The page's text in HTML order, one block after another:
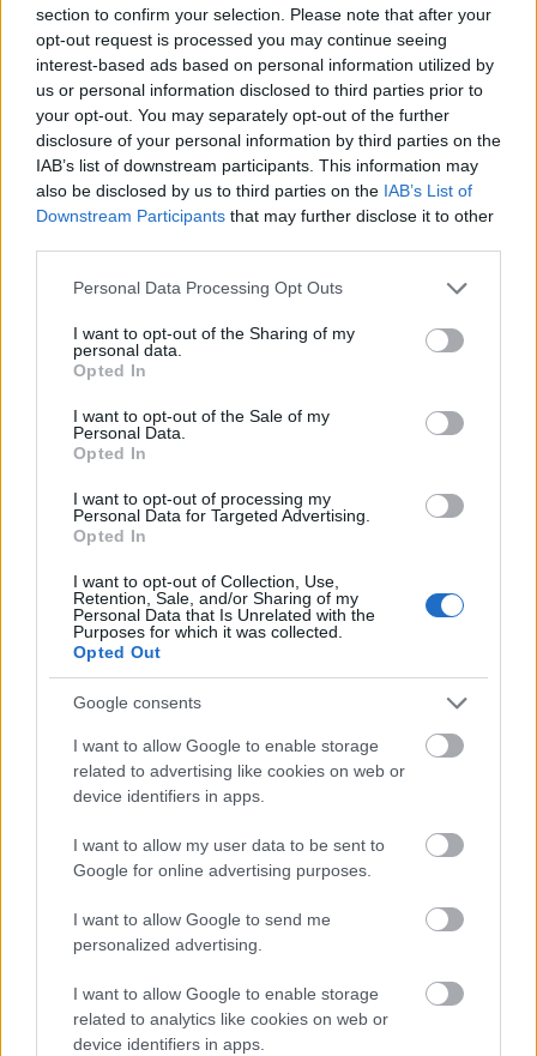
section to confirm your selection. Please note that after your
opt-out request is processed you may continue seeing
interest-based ads based on personal information utilized by
us or personal information disclosed to third parties prior to
your opt-out. You may separately opt-out of the further
disclosure of your personal information by third parties on the
IAB’s list of downstream participants. This information may
also be disclosed by us to third parties on the IAB’s List of
Downstream Participants that may further disclose it to other
Please note that this website/app uses one or more Google
not limited to your visit or usage behaviour. You may click to
grant or deny consent to Google and its third-party tags to
use your data for below specified purposes in below Google
consent section.
Personal Data Processing Opt Outs
I want to opt-out of the Sharing of my
personal data.
Opted In
I want to opt-out of the Sale of my
Personal Data.
Opted In
I want to opt-out of processing my
Personal Data for Targeted Advertising.
Opted In
I want to opt-out of Collection, Use,
Retention, Sale, and/or Sharing of my
Personal Data that Is Unrelated with the
Purposes for which it was collected.
Opted Out
Google consents
I want to allow Google to enable storage
related to advertising like cookies on web or
device identifiers in apps.
I want to allow my user data to be sent to
Google for online advertising purposes.
I want to allow Google to send me
personalized advertising.
I want to allow Google to enable storage
related to analytics like cookies on web or
device identifiers in apps.
Feliratkozom a hírlevélre és elfogadom azadatvédelmi
szabályzatot!
FELIRATKOZÁS
Országos hírek
MEGÉRKEZETT AZ ESŐ A DUNA
VÍZGYŰJTŐJÉRE
Országos hírek oktatás
Egyetem
Országos hírek
A LAKOSSÁGRA IS FONTOS SZEREP HÁRUL A
SZÚNYOGINVÁZIÓ ELKERÜLÉSÉBEN
Túlfogyasztás napja - július 30-ra felhasználta az
emberiség a Föld egész évre elegendő erőforrásait
Ma van idén a túlfogyasztás világnapja: az emberiség eddigre
használta fel mindazokat a természeti erőforrásokat, amelyeket
bolygónk egy év alatt képes megújítani. Ettől a naptól kezdve
ökológiai értelemben már „hitelből élünk” – hívta fel a figyelmet
közleményében a WWF Magyarország.